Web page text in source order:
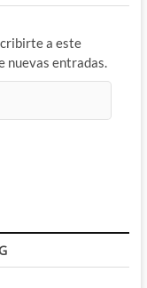
a este
nuevas entradas.